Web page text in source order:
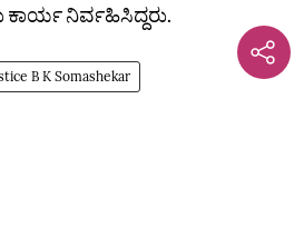
ನಿರ್ವಹಿಸಿದ್ದರು.
B K Somashekar